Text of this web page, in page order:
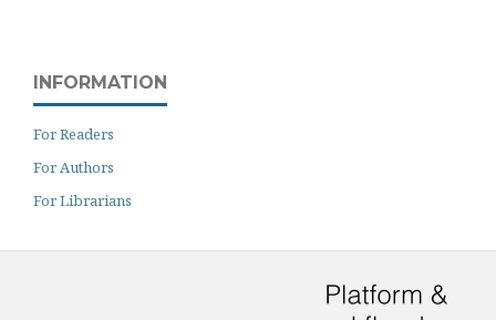
INFORMATION
For Readers
For Authors
For Librarians